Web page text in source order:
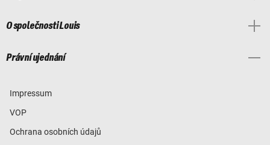
O společnosti Louis
Právní ujednání
Impressum
VOP
Ochrana osobních údajů